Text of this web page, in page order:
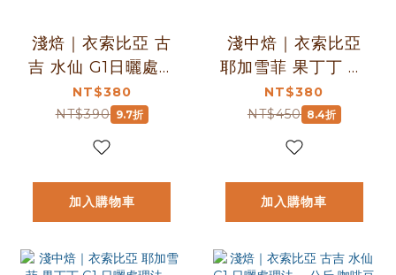
淺焙｜衣索比亞 古
吉 水仙 G1日曬處理
法 咖啡豆 半磅
(227g±5g)｜暖窩
咖啡
NT$380
NT$390 9.7折
加入購物車
淺中焙｜衣索比亞
耶加雪菲 果丁丁 G1
日曬處理法 咖啡豆
半磅(227g±5g)｜
暖窩咖啡
NT$380
NT$450 8.4折
加入購物車